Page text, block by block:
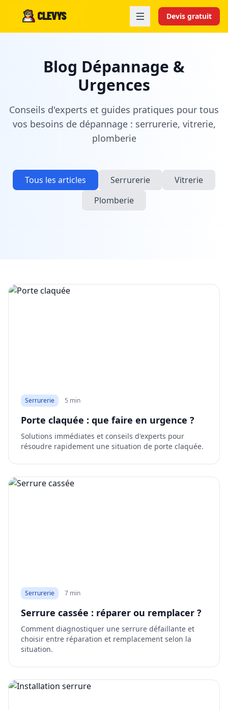
Devis gratuit
Blog Dépannage &
Urgences
Conseils d'experts et guides pratiques pour tous
vos besoins de dépannage : serrurerie, vitrerie,
plomberie
Tous les articles Serrurerie
Vitrerie
Plomberie
Serrurerie 5 min
Porte claquée : que faire en urgence ?
Solutions immédiates et conseils d'experts pour
résoudre rapidement une situation de porte claquée.
Serrurerie 7 min
Serrure cassée : réparer ou remplacer ?
Comment diagnostiquer une serrure défaillante et
choisir entre réparation et remplacement selon la
situation.